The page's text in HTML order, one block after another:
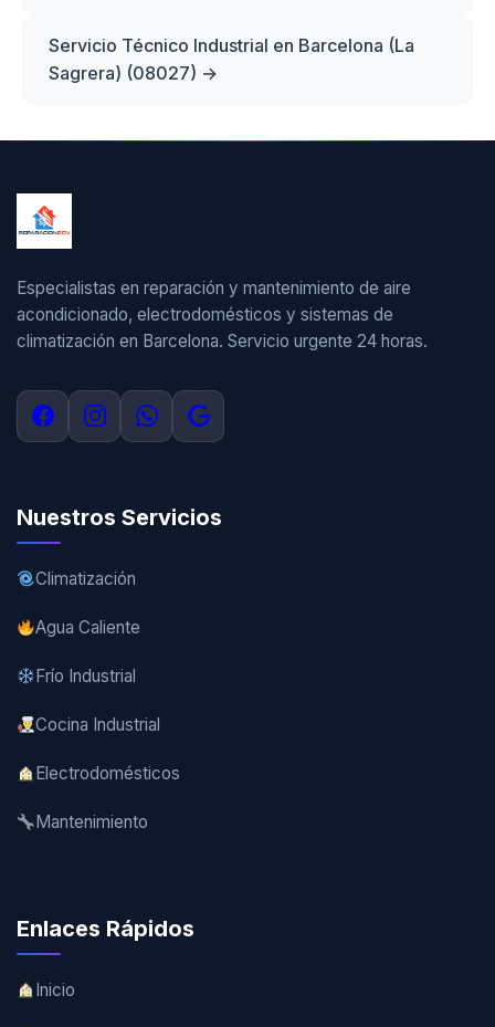
Servicio Técnico Industrial en Barcelona (La
Sagrera) (08027) →
Especialistas en reparación y mantenimiento de aire
acondicionado, electrodomésticos y sistemas de
climatización en Barcelona. Servicio urgente 24 horas.
Nuestros Servicios
Climatización
Agua Caliente
Frío Industrial
Cocina Industrial
Electrodomésticos
Mantenimiento
Enlaces Rápidos
Inicio